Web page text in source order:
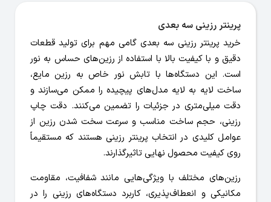
پرینتر رزینی سه بعدی
خرید پرینتر رزینی سه بعدی گامی مهم برای تولید قطعات
دقیق و با کیفیت بالا با استفاده از رزین‌های حساس به نور
است. این دستگاه‌ها با تابش نور خاص به رزین مایع،
ساخت لایه به لایه مدل‌های پیچیده را ممکن می‌سازند و
دقت میلی‌متری در جزئیات را تضمین می‌کنند. دقت چاپ
رزینی، حجم ساخت مناسب و سرعت سخت شدن رزین از
عوامل کلیدی در انتخاب پرینتر رزینی هستند که مستقیماً
روی کیفیت محصول نهایی تاثیرگذارند.
رزین‌های مختلف با ویژگی‌هایی مانند شفافیت، مقاومت
مکانیکی و انعطاف‌پذیری، کاربرد دستگاه‌های رزینی را در